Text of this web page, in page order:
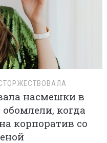
насмешки в
когда
корпоратив со